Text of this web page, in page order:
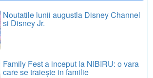
Noutatile lunii augustla Disney Channel
si Disney Jr.
Family Fest a inceput la NIBIRU: o vara
care se traiește in familie